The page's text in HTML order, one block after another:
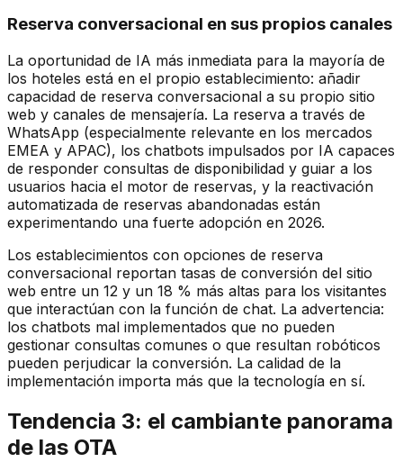
Reserva conversacional en sus propios canales
La oportunidad de IA más inmediata para la mayoría de
los hoteles está en el propio establecimiento: añadir
capacidad de reserva conversacional a su propio sitio
web y canales de mensajería. La reserva a través de
WhatsApp (especialmente relevante en los mercados
EMEA y APAC), los chatbots impulsados por IA capaces
de responder consultas de disponibilidad y guiar a los
usuarios hacia el motor de reservas, y la reactivación
automatizada de reservas abandonadas están
experimentando una fuerte adopción en 2026.
Los establecimientos con opciones de reserva
conversacional reportan tasas de conversión del sitio
web entre un 12 y un 18 % más altas para los visitantes
que interactúan con la función de chat. La advertencia:
los chatbots mal implementados que no pueden
gestionar consultas comunes o que resultan robóticos
pueden perjudicar la conversión. La calidad de la
implementación importa más que la tecnología en sí.
Tendencia 3: el cambiante panorama
de las OTA